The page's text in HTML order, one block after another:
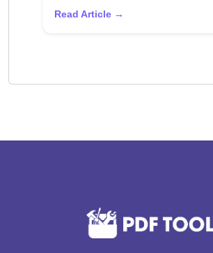
Read Article →